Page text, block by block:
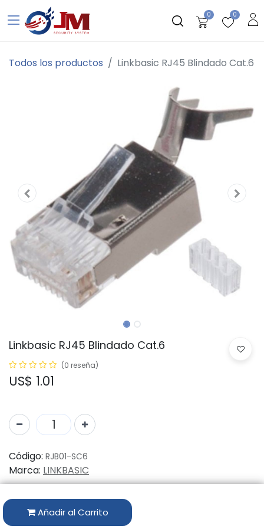
0 0
Todos los productos Linkbasic RJ45 Blindado Cat.6
Linkbasic RJ45 Blindado Cat.6
(0 reseña)
US$ 1.01
Añadir al Carrito
Código: RJB01-SC6
Marca: LINKBASIC
Disponibilidad por Almacén